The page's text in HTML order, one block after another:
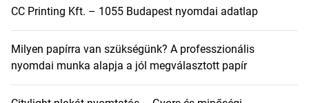
CC Printing Kft. – 1055 Budapest nyomdai adatlap
Milyen papírra van szükségünk? A professzionális
nyomdai munka alapja a jól megválasztott papír